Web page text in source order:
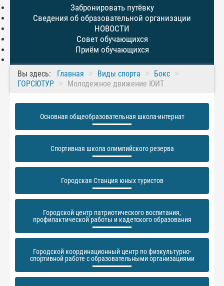
Забронировать путёвку
Сведения об образовательной организации
НОВОСТИ
Совет обучающихся
Приём обучающихся
Вы здесь: Главная Виды спорта
Бокс
ГОРСЮТУР
Молодежное движение ЮИТ
Основная общеобразовательная школа-интернат
Спортивная школа олимпийского резерва
Городская Станция юных туристов
Городской центр патриотического воспитания,
профилактической работы и кадетского образования
Городской координационный центр по физкультурно-
спортивной работе с образовательными организациями